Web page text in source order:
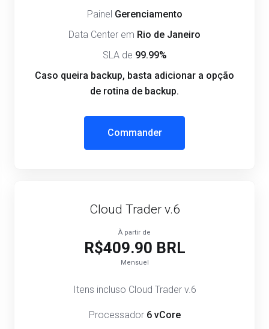
Painel Gerenciamento
Data Center em Rio de Janeiro
SLA de 99.99%
Caso queira backup, basta adicionar a opção
de rotina de backup.
Commander
Cloud Trader v.6
À partir de
R$409.90 BRL
Mensuel
Itens incluso Cloud Trader v.6
Processador 6 vCore